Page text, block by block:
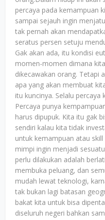
percaya pada kemampuan
sampai sejauh ingin
tak pernah akan
seratus persen setuju
Gak akan ada, itu kondisi
momen-momen dimana
dikecawakan orang. Tetapi
apa yang akan membuat
itu kuncinya. Selalu percaya
Percaya punya
harus dipupuk. Kita itu gak
sendiri kalau kita tidak
untuk kemampuan atau skill
mimpi ingin menjadi
perlu dilakukan adalah
membuka peluang, dan
mudah lewat teknologi,
tak bukan lagi batasan
bakat kita untuk bisa
diseluruh negeri bahkan